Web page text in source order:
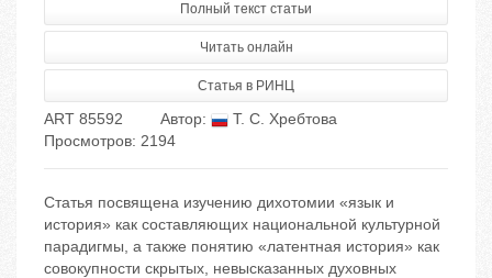
Полный текст статьи
Читать онлайн
Статья в РИНЦ
ART 85592 Автор:
Т. С. Хребтова
Просмотров: 2194
Статья посвящена изучению дихотомии «язык и
история» как составляющих национальной культурной
парадигмы, а также понятию «латентная история» как
совокупности скрытых, невысказанных духовных